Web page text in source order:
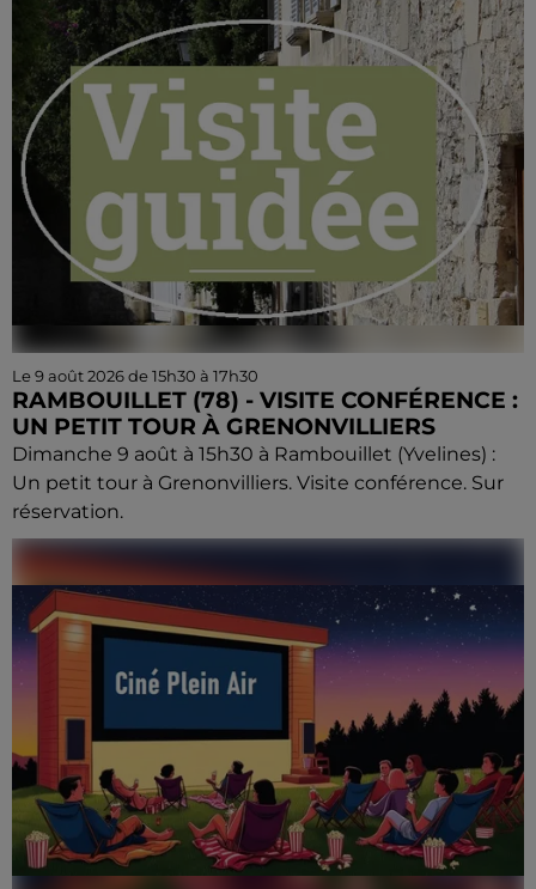
Le 9 août 2026 de 15h30 à 17h30
RAMBOUILLET (78) - VISITE CONFÉRENCE :
UN PETIT TOUR À GRENONVILLIERS
Dimanche 9 août à 15h30 à Rambouillet (Yvelines) :
Un petit tour à Grenonvilliers. Visite conférence. Sur
réservation.